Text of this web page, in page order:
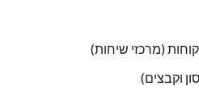
(מרכזי שיחות)
וקבצים)